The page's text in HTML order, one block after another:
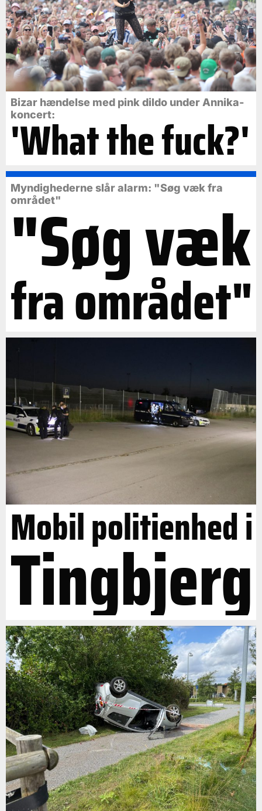
Bizar hændelse med pink dildo under Annika-
koncert:
'What the fuck?'
Myndighederne slår alarm: "Søg væk fra
området"
"Søg væk
fra området"
Mobil politienhed i
Tingbjerg